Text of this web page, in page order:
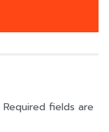
Required fields are